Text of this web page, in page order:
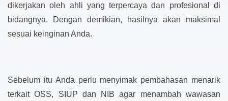
dikerjakan oleh ahli yang terpercaya dan profesional di
bidangnya. Dengan demikian, hasilnya akan maksimal
sesuai keinginan Anda.
Sebelum itu Anda perlu menyimak pembahasan menarik
terkait OSS, SIUP dan NIB agar menambah wawasan